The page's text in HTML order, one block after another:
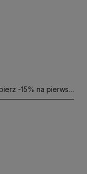
-15% na pierwsze